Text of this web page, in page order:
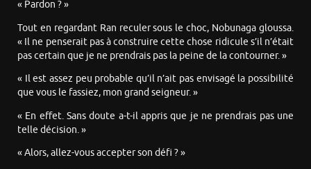
« Pardon ? »
Tout en regardant Ran reculer sous le choc, Nobunaga gloussa.
« Il ne penserait pas à construire cette chose ridicule s’il n’était
pas certain que je ne prendrais pas la peine de la contourner. »
« Il est assez peu probable qu’il n’ait pas envisagé la possibilité
que vous le fassiez, mon grand seigneur. »
« En effet. Sans doute a-t-il appris que je ne prendrais pas une
telle décision. »
« Alors, allez-vous accepter son défi ? »